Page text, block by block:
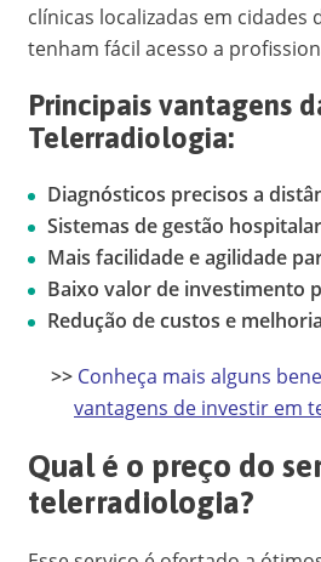
clínicas localizadas em cidades
tenham fácil acesso a
Principais vantagens
Telerradiologia:
Diagnósticos precisos a
Sistemas de gestão
Mais facilidade e agilidade
Baixo valor de investimento
Redução de custos e
>> Conheça mais alguns
vantagens de investir em
Qual é o preço do
telerradiologia?